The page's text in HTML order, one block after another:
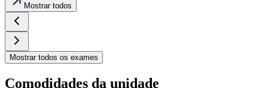
Mostrar todos
Mostrar todos os exames
Comodidades da unidade